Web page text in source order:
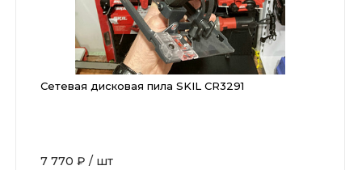
Сетевая дисковая пила SKIL CR3291
7 770 ₽ / шт